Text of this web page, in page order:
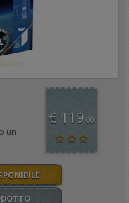
un
€ 119,00